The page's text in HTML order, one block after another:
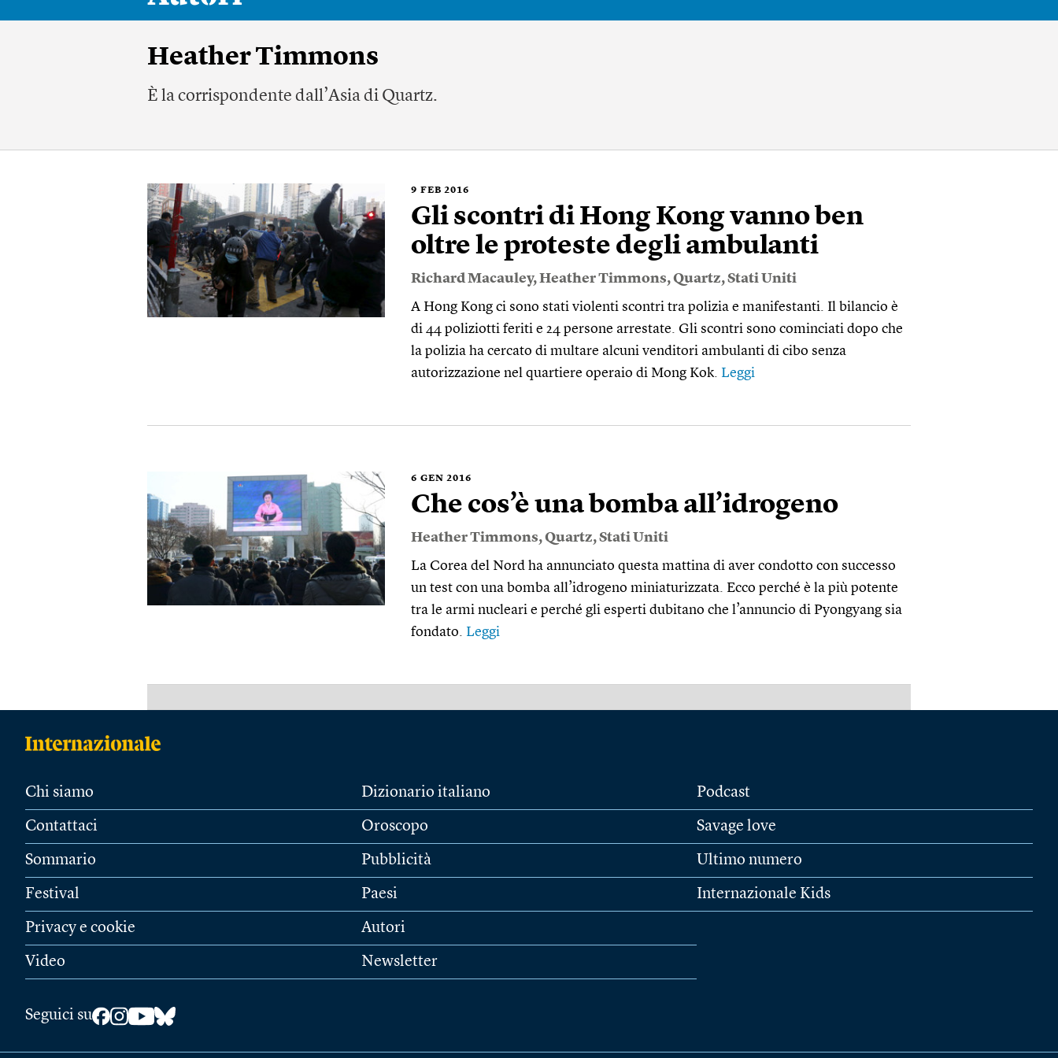
Heather Timmons
È la corrispondente dall’Asia di Quartz.
9 FEB 2016
Gli scontri di Hong Kong vanno ben
oltre le proteste degli ambulanti
Richard Macauley,Heather Timmons,Quartz,Stati Uniti
A Hong Kong ci sono stati violenti scontri tra polizia e manifestanti. Il bilancio è
di 44 poliziotti feriti e 24 persone arrestate. Gli scontri sono cominciati dopo che
la polizia ha cercato di multare alcuni venditori ambulanti di cibo senza
autorizzazione nel quartiere operaio di Mong Kok. Leggi
6 GEN 2016
Che cos’è una bomba all’idrogeno
Heather Timmons,Quartz,Stati Uniti
La Corea del Nord ha annunciato questa mattina di aver condotto con successo
un test con una bomba all’idrogeno miniaturizzata. Ecco perché è la più potente
tra le armi nucleari e perché gli esperti dubitano che l’annuncio di Pyongyang sia
fondato. Leggi
Chi siamo
Contattaci
Sommario
Festival
Privacy e cookie
Video
Dizionario italiano
Oroscopo
Pubblicità
Paesi
Autori
Newsletter
Podcast
Savage love
Ultimo numero
Internazionale Kids
Seguici su